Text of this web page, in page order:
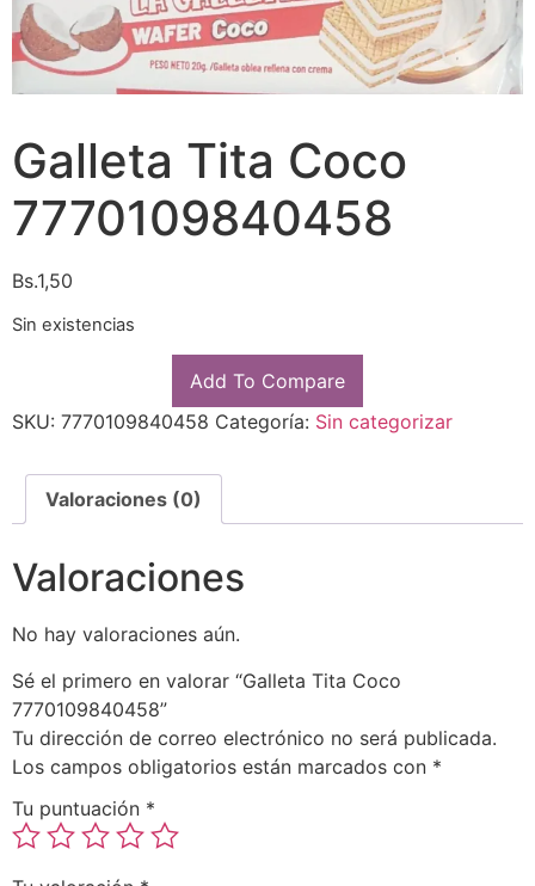
Galleta Tita Coco
7770109840458
Bs.1,50
Sin existencias
Add To Compare
SKU: 7770109840458 Categoría: Sin categorizar
Valoraciones (0)
Valoraciones
No hay valoraciones aún.
Sé el primero en valorar “Galleta Tita Coco
7770109840458”
Tu dirección de correo electrónico no será publicada.
Los campos obligatorios están marcados con *
Tu puntuación *